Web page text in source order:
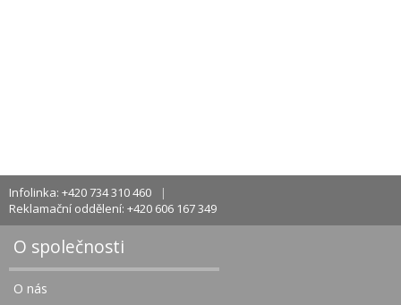
Infolinka: +420 734 310 460
Reklamační oddělení: +420 606 167 349
O společnosti
O nás